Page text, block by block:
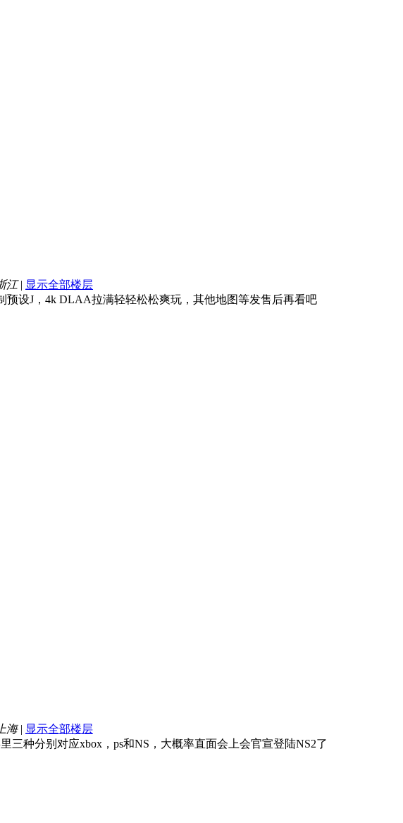
江 | 显示全部楼层
预设J，4k DLAA拉满轻轻松松爽玩，其他地图等发售后再看吧
海 | 显示全部楼层
三种分别对应xbox，ps和NS，大概率直面会上会官宣登陆NS2了